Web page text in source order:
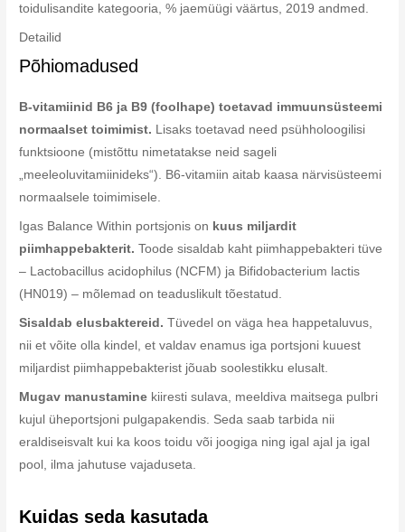
toidulisandite kategooria, % jaemüügi väärtus, 2019 andmed.
Detailid
Põhiomadused
B-vitamiinid B6 ja B9 (foolhape) toetavad immuunsüsteemi
normaalset toimimist. Lisaks toetavad need psühholoogilisi
funktsioone (mistõttu nimetatakse neid sageli
„meeleoluvitamiinideks“). B6-vitamiin aitab kaasa närvisüsteemi
normaalsele toimimisele.
Igas Balance Within portsjonis on kuus miljardit
piimhappebakterit. Toode sisaldab kaht piimhappebakteri tüve
– Lactobacillus acidophilus (NCFM) ja Bifidobacterium lactis
(HN019) – mõlemad on teaduslikult tõestatud.
Sisaldab elusbaktereid.Tüvedel on väga hea happetaluvus,
nii et võite olla kindel, et valdav enamus iga portsjoni kuuest
miljardist piimhappebakterist jõuab soolestikku elusalt.
Mugav manustamine kiiresti sulava, meeldiva maitsega pulbri
kujul üheportsjoni pulgapakendis. Seda saab tarbida nii
eraldiseisvalt kui ka koos toidu või joogiga ning igal ajal ja igal
pool, ilma jahutuse vajaduseta.
Kuidas seda kasutada